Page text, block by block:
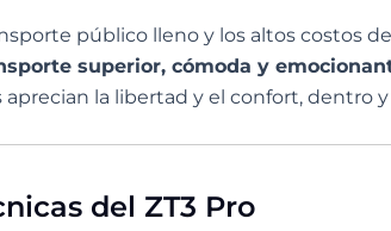
público lleno y los altos costos
superior, cómoda y
la libertad y el confort, dentro
del ZT3 Pro